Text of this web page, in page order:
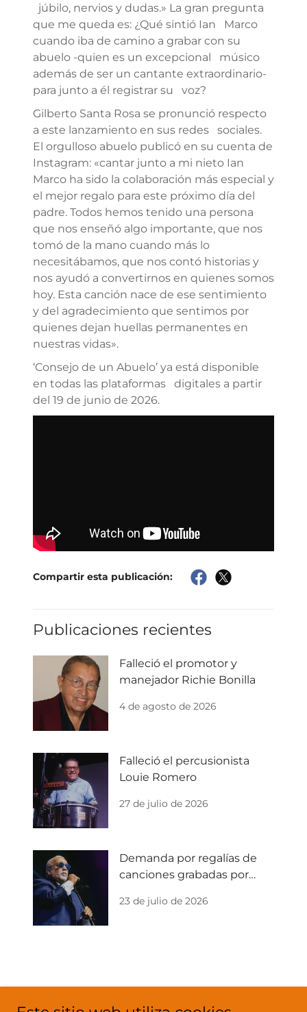
júbilo, nervios y dudas.» La gran pregunta
que me queda es: ¿Qué sintió Ian Marco
cuando iba de camino a grabar con su
abuelo -quien es un excepcional músico
además de ser un cantante extraordinario-
para junto a él registrar su voz?
Gilberto Santa Rosa se pronunció respecto
a este lanzamiento en sus redes sociales.
El orgulloso abuelo publicó en su cuenta de
Instagram: «cantar junto a mi nieto Ian
Marco ha sido la colaboración más especial y
el mejor regalo para este próximo día del
padre. Todos hemos tenido una persona
que nos enseñó algo importante, que nos
tomó de la mano cuando más lo
necesitábamos, que nos contó historias y
nos ayudó a convertirnos en quienes somos
hoy. Esta canción nace de ese sentimiento
y del agradecimiento que sentimos por
quienes dejan huellas permanentes en
nuestras vidas».
‘Consejo de un Abuelo’ ya está disponible
en todas las plataformas digitales a partir
del 19 de junio de 2026.
Compartir esta publicación:
Publicaciones recientes
Falleció el promotor y
manejador Richie Bonilla
4 de agosto de 2026
Falleció el percusionista
Louie Romero
27 de julio de 2026
Demanda por regalías de
canciones grabadas por
23 de julio de 2026